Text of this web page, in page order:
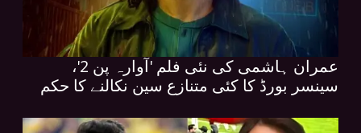
عمران ہاشمی کی نئی فلم 'آوارہ پن 2'،
سینسر بورڈ کا کئی متنازع سین نکالنے کا حکم